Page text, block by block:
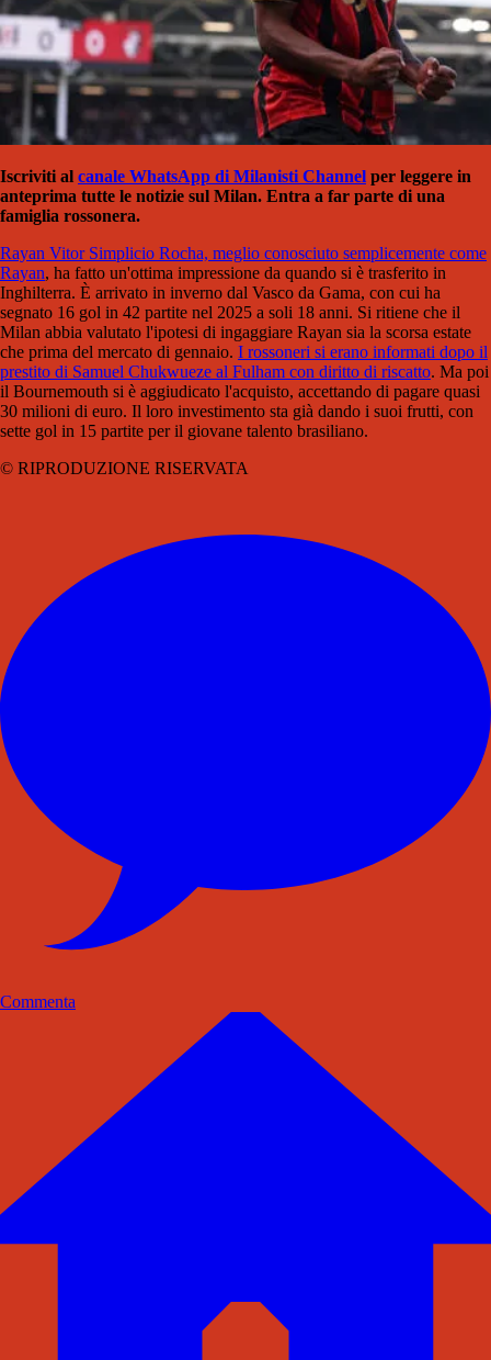
Iscriviti al canale WhatsApp di Milanisti Channel per leggere in
anteprima tutte le notizie sul Milan. Entra a far parte di una
famiglia rossonera.
Rayan Vitor Simplicio Rocha, meglio conosciuto semplicemente come
Rayan, ha fatto un'ottima impressione da quando si è trasferito in
Inghilterra. È arrivato in inverno dal Vasco da Gama, con cui ha
segnato 16 gol in 42 partite nel 2025 a soli 18 anni. Si ritiene che il
Milan abbia valutato l'ipotesi di ingaggiare Rayan sia la scorsa estate
che prima del mercato di gennaio. I rossoneri si erano informati dopo il
prestito di Samuel Chukwueze al Fulham con diritto di riscatto. Ma poi
il Bournemouth si è aggiudicato l'acquisto, accettando di pagare quasi
30 milioni di euro. Il loro investimento sta già dando i suoi frutti, con
sette gol in 15 partite per il giovane talento brasiliano.
© RIPRODUZIONE RISERVATA
Commenta